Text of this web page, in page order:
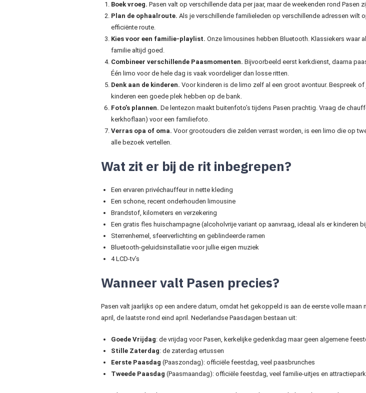
Boek vroeg. Pasen valt op verschillende data per jaar, maar de weekenden rond Pasen
Plan de ophaalroute. Als je verschillende familieleden op verschillende adressen wilt
efficiënte route.
Kies voor een familie-playlist. Onze limousines hebben Bluetooth. Klassiekers waar
familie altijd goed.
Combineer verschillende Paasmomenten. Bijvoorbeeld eerst kerkdienst, daarna
Één limo voor de hele dag is vaak voordeliger dan losse ritten.
Denk aan de kinderen. Voor kinderen is de limo zelf al een groot avontuur. Bespreek
kinderen een goede plek hebben op de bank.
Foto’s plannen. De lentezon maakt buitenfoto’s tijdens Pasen prachtig. Vraag de
kerkhoflaan) voor een familiefoto.
Verras opa of oma. Voor grootouders die zelden verrast worden, is een limo die op
alle bezoek vertellen.
Wat zit er bij de rit inbegrepen?
Een ervaren privéchauffeur in nette kleding
Een schone, recent onderhouden limousine
Brandstof, kilometers en verzekering
Een gratis fles huischampagne (alcoholvrije variant op aanvraag, ideaal als er kinderen
Sterrenhemel, sfeerverlichting en geblindeerde ramen
Bluetooth-geluidsinstallatie voor jullie eigen muziek
4 LCD-tv’s
Wanneer valt Pasen precies?
Pasen valt jaarlijks op een andere datum, omdat het gekoppeld is aan de eerste volle
april, de laatste rond eind april. Nederlandse Paasdagen bestaan uit:
Goede Vrijdag: de vrijdag voor Pasen, kerkelijke gedenkdag maar geen algemene
Stille Zaterdag: de zaterdag ertussen
Eerste Paasdag (Paaszondag): officiële feestdag, veel paasbrunches
Tweede Paasdag (Paasmaandag): officiële feestdag, veel familie-uitjes en